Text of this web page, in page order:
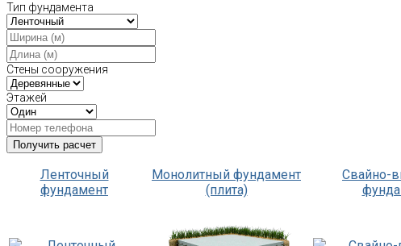
Тип фундамента
Стены сооружения
Этажей
Ленточный
фундамент
Монолитный фундамент
(плита)
Свайно-